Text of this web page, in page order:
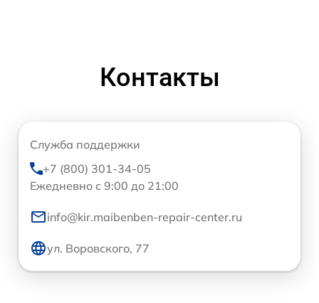
Контакты
Служба поддержки
+7 (800) 301-34-05
Ежедневно с 9:00 до 21:00
info@kir.maibenben-repair-center.ru
ул. Воровского, 77